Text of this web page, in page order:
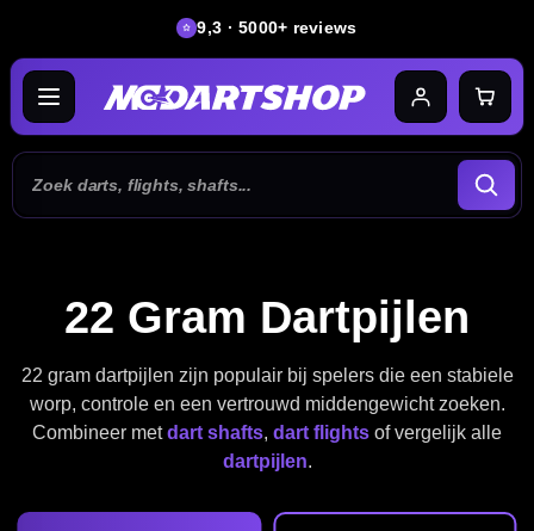
9,3 · 5000+ reviews
22 Gram Dartpijlen
22 gram dartpijlen zijn populair bij spelers die een stabiele
worp, controle en een vertrouwd middengewicht zoeken.
Combineer metdart shafts, dart flights of vergelijk alle
dartpijlen.